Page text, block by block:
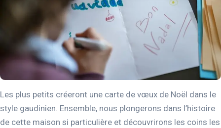
Les plus petits créeront une carte de vœux de Noël dans le
style gaudinien. Ensemble, nous plongerons dans l’histoire
de cette maison si particulière et découvrirons les coins les